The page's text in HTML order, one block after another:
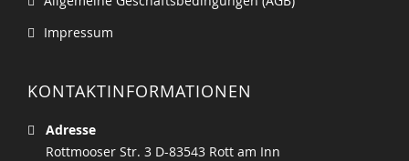
Impressum
KONTAKTINFORMATIONEN
Adresse
Rottmooser Str. 3 D-83543 Rott am Inn